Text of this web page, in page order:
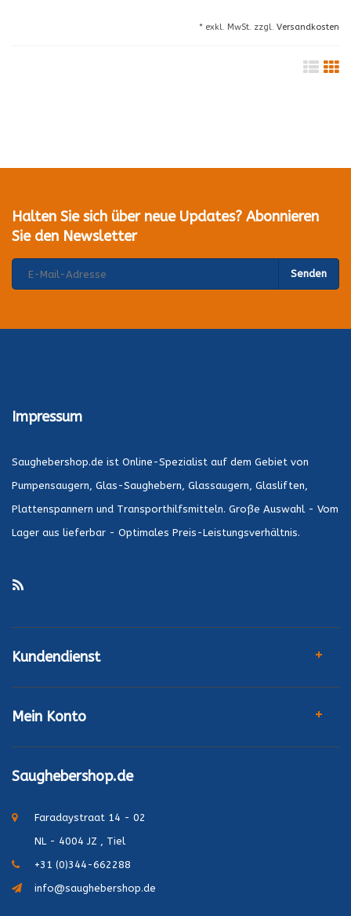
* exkl. MwSt. zzgl. Versandkosten
Halten Sie sich über neue Updates? Abonnieren
Sie den Newsletter
Senden
Impressum
Saughebershop.de ist Online-Spezialist auf dem Gebiet von
Pumpensaugern, Glas-Saughebern, Glassaugern, Glasliften,
Plattenspannern und Transporthilfsmitteln. Große Auswahl - Vom
Lager aus lieferbar - Optimales Preis-Leistungsverhältnis.
Kundendienst
Mein Konto
Saughebershop.de
Faradaystraat 14 - 02
NL - 4004 JZ , Tiel
+31 (0)344-662288
info@saughebershop.de